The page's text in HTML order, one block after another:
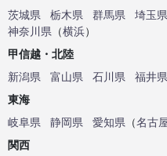
茨城県
栃木県 群馬県 埼玉県
神奈川県 （横浜）
甲信越・北陸
新潟県
富山県 石川県 福井県
東海
岐阜県
静岡県 愛知県 （名古
関西